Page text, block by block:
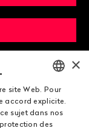
ENGLISH
DEUTSCH
×
site Web. Pour
accord explicite.
sujet dans nos
des